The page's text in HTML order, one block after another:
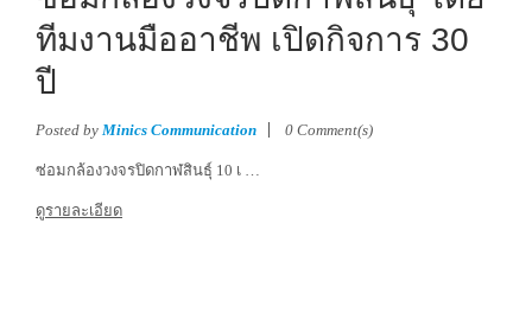
ทีมงานมืออาชีพ เปิดกิจการ 30
ปี
Posted by Minics Communication 0 Comment(s)
ซ่อมกล้องวงจรปิดกาฬสินธุ์ 10 เ …
ดูรายละเอียด